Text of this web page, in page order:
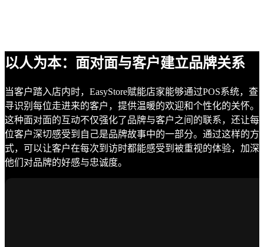
以人为本：面对面与客户建立品牌关系
当客户踏入店内时，EasyStore赋能店家能够通过POS系统，查
寻识别每位走进来的客户，提供温暖的欢迎和个性化的关怀。
这种面对面的互动不仅强化了品牌与客户之间的联系，还让每
位客户深切感受到自己是品牌故事中的一部分。通过这样的方
式，可以让客户在每次到访时都能感受到被重视的体验，加深
他们对品牌的好感与忠诚度。